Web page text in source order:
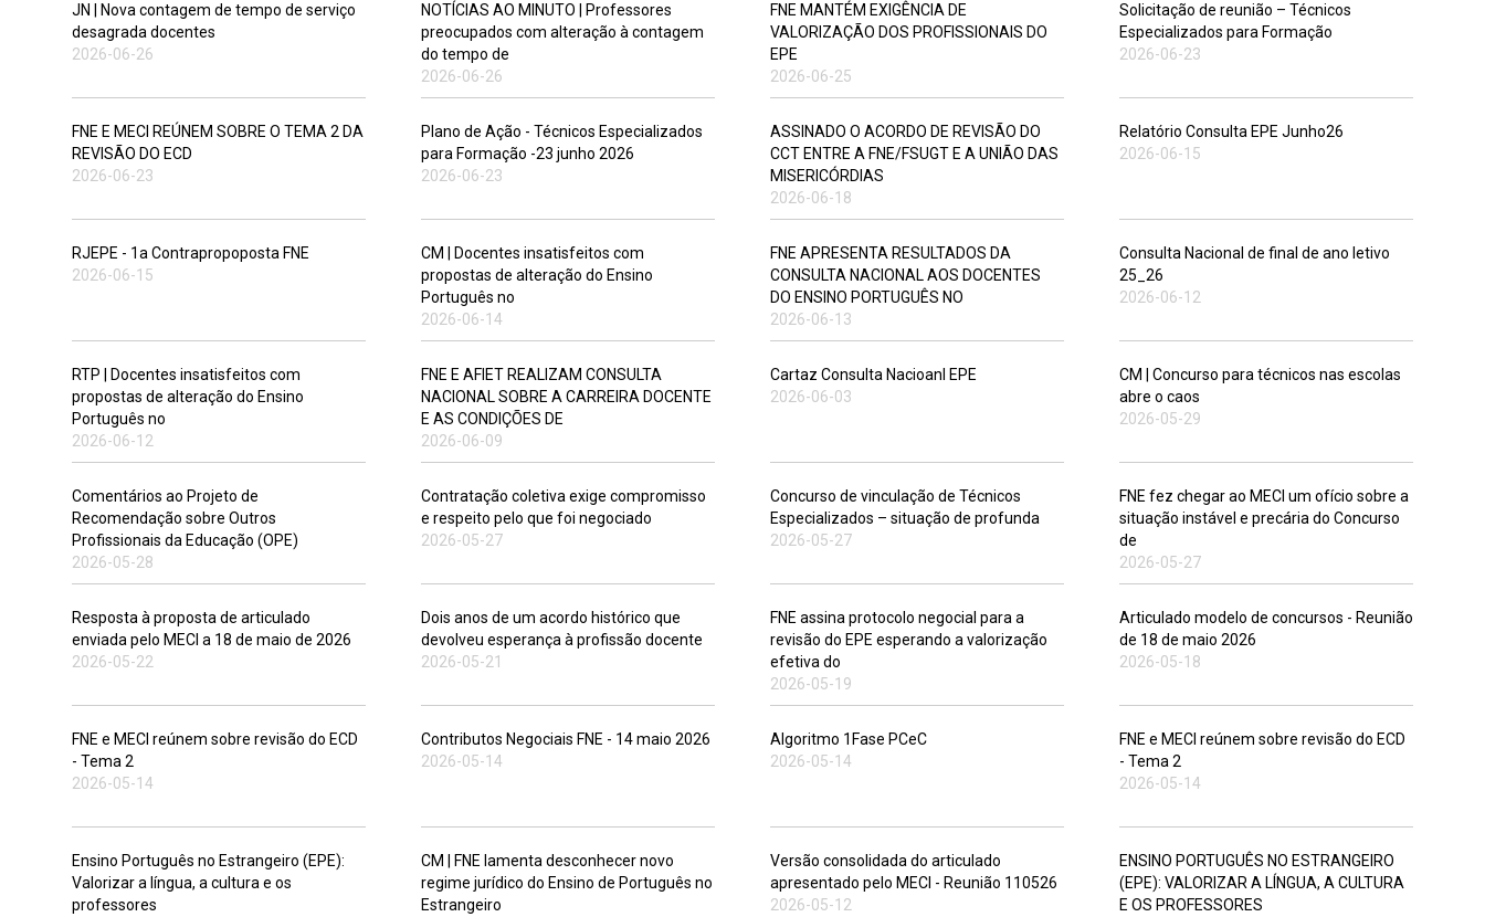
JN | Nova contagem de tempo de serviço
desagrada docentes
2026-06-26
NOTÍCIAS AO MINUTO | Professores
preocupados com alteração à contagem
do tempo de
2026-06-26
FNE MANTÉM EXIGÊNCIA DE
VALORIZAÇÃO DOS PROFISSIONAIS DO
EPE
2026-06-25
Solicitação de reunião – Técnicos
Especializados para Formação
2026-06-23
FNE E MECI REÚNEM SOBRE O TEMA 2 DA
REVISÃO DO ECD
2026-06-23
Plano de Ação - Técnicos Especializados
para Formação -23 junho 2026
2026-06-23
ASSINADO O ACORDO DE REVISÃO DO
CCT ENTRE A FNE/FSUGT E A UNIÃO DAS
MISERICÓRDIAS
2026-06-18
Relatório Consulta EPE Junho26
2026-06-15
RJEPE - 1a Contrapropoposta FNE
2026-06-15
CM | Docentes insatisfeitos com
propostas de alteração do Ensino
Português no
2026-06-14
FNE APRESENTA RESULTADOS DA
CONSULTA NACIONAL AOS DOCENTES
DO ENSINO PORTUGUÊS NO
2026-06-13
Consulta Nacional de final de ano letivo
25_26
2026-06-12
RTP | Docentes insatisfeitos com
propostas de alteração do Ensino
Português no
2026-06-12
FNE E AFIET REALIZAM CONSULTA
NACIONAL SOBRE A CARREIRA DOCENTE
E AS CONDIÇÕES DE
2026-06-09
Cartaz Consulta Nacioanl EPE
2026-06-03
CM | Concurso para técnicos nas escolas
abre o caos
2026-05-29
Comentários ao Projeto de
Recomendação sobre Outros
Profissionais da Educação (OPE)
2026-05-28
Contratação coletiva exige compromisso
e respeito pelo que foi negociado
2026-05-27
Concurso de vinculação de Técnicos
Especializados – situação de profunda
2026-05-27
FNE fez chegar ao MECI um ofício sobre a
situação instável e precária do Concurso
de
2026-05-27
Resposta à proposta de articulado
enviada pelo MECI a 18 de maio de 2026
2026-05-22
Dois anos de um acordo histórico que
devolveu esperança à profissão docente
2026-05-21
FNE assina protocolo negocial para a
revisão do EPE esperando a valorização
efetiva do
2026-05-19
Articulado modelo de concursos - Reunião
de 18 de maio 2026
2026-05-18
FNE e MECI reúnem sobre revisão do ECD
- Tema 2
2026-05-14
Contributos Negociais FNE - 14 maio 2026
2026-05-14
Algoritmo 1Fase PCeC
2026-05-14
FNE e MECI reúnem sobre revisão do ECD
- Tema 2
2026-05-14
Ensino Português no Estrangeiro (EPE):
Valorizar a língua, a cultura e os
professores
CM | FNE lamenta desconhecer novo
regime jurídico do Ensino de Português no
Estrangeiro
Versão consolidada do articulado
apresentado pelo MECI - Reunião 110526
2026-05-12
ENSINO PORTUGUÊS NO ESTRANGEIRO
(EPE): VALORIZAR A LÍNGUA, A CULTURA
E OS PROFESSORES